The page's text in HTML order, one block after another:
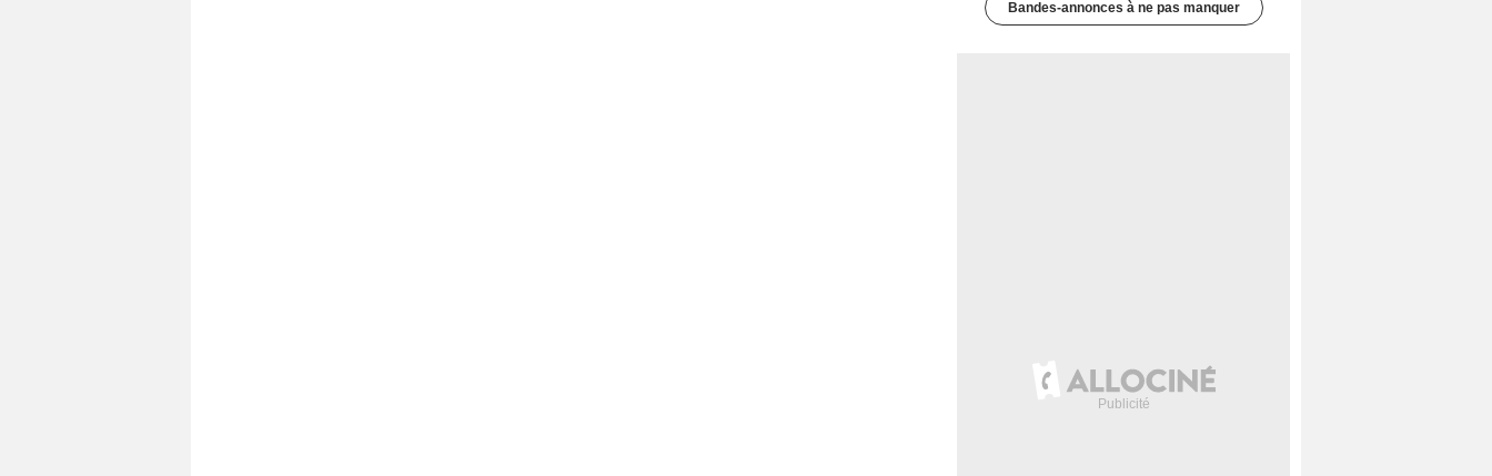
Bandes-annonces à ne pas manquer